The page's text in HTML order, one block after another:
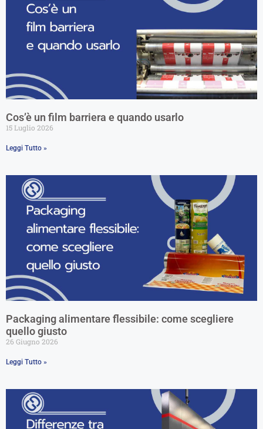
Cos’è un film barriera e quando usarlo
15 Luglio 2026
Leggi Tutto »
Packaging alimentare flessibile: come scegliere
quello giusto
26 Giugno 2026
Leggi Tutto »